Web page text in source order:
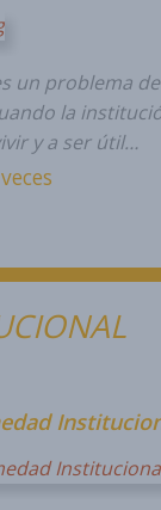
un problema
la
y a ser útil…